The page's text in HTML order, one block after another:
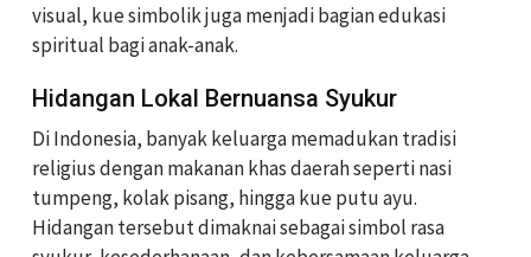
visual, kue simbolik juga menjadi bagian edukasi
spiritual bagi anak-anak.
Hidangan Lokal Bernuansa Syukur
Di Indonesia, banyak keluarga memadukan tradisi
religius dengan makanan khas daerah seperti nasi
tumpeng, kolak pisang, hingga kue putu ayu.
Hidangan tersebut dimaknai sebagai simbol rasa